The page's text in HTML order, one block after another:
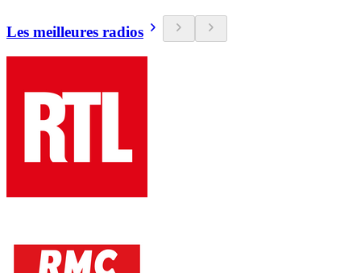
Les meilleures radios